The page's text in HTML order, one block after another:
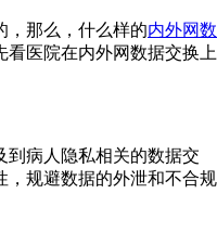
，那么，什么样的内外网数
看医院在内外网数据交换上
到病人隐私相关的数据交
，规避数据的外泄和不合规